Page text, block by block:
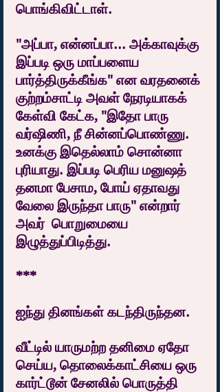
பொங்கிவிட்டாள்.
"அப்பா, என்னப்பா... அக்காவுக்கு
இப்படி ஒரு மாப்பளைய
பார்த்திருக்கீங்க" என வரதனைக்
குற்றம்சாட்டி அவள் நேரடியாகக்
கேள்வி கேட்க, "இதோ பாரு
வர்ஷிணி, நீ சின்னப்பொண்ணு.
உனக்கு இதெல்லாம் சொன்னா
புரியாது. இப்படி பெரிய மனுஷத்
தனமா பேசாம, போய் ஏதாவது
வேலை இருந்தா பாரு" என்றார்
அவர்  பொறுமையை
இழுத்துப்பிடித்து.
***
ஐந்து தினங்கள் கடந்திருந்தன.
வீட்டில் யாருமற்ற தனிமை ஏதோ
செய்ய, தொலைக்காட்சியை ஒரு
கார்ட்டூன் சேனலில் பொருத்தி